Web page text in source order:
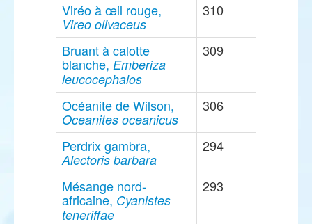
Viréo à œil rouge,
Vireo olivaceus
310
Bruant à calotte
blanche, Emberiza
leucocephalos
309
Océanite de Wilson,
Oceanites oceanicus
306
Perdrix gambra,
Alectoris barbara
294
Mésange nord-
africaine, Cyanistes
teneriffae
293